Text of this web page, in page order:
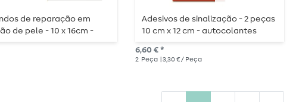
de reparação em
de pele - 10 x 16cm -
Adesivos de sinalização - 2 peças
10 cm x 12 cm - autocolantes
6,60 € *
2 Peça | 3,30 € / Peça